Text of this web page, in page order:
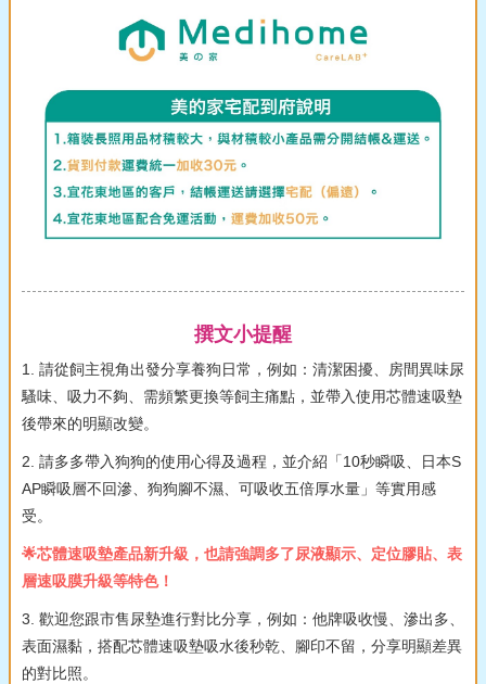
撰文小提醒
1. 請從飼主視角出發分享養狗日常，例如：清潔困擾、房間異味尿
騷味、吸力不夠、需頻繁更換等飼主痛點，並帶入使用芯體速吸墊
後帶來的明顯改變。
2. 請多多帶入狗狗的使用心得及過程，並介紹「10秒瞬吸、日本S
AP瞬吸層不回滲、狗狗腳不濕、可吸收五倍厚水量」等實用感
受。
🌟芯體速吸墊產品新升級，也請強調多了尿液顯示、定位膠貼、表
層速吸膜升級等特色！
3. 歡迎您跟市售尿墊進行對比分享，例如：他牌吸收慢、滲出多、
表面濕黏，搭配芯體速吸墊吸水後秒乾、腳印不留，分享明顯差異
的對比照。